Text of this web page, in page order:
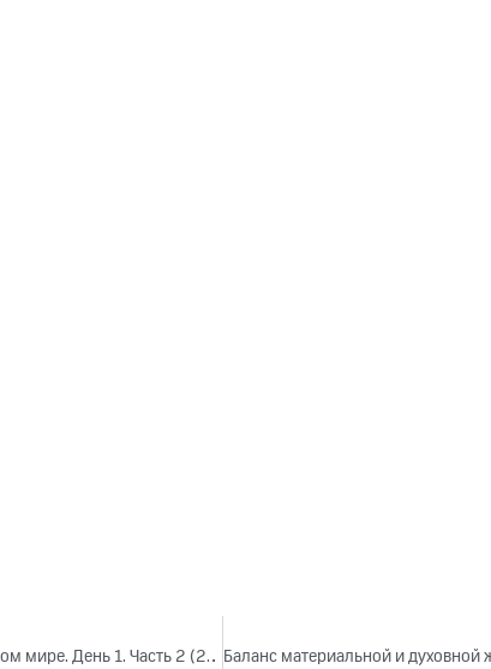
Баланс материальной и духовной жизни в современном мире. День 1. Часть 2 (2024)